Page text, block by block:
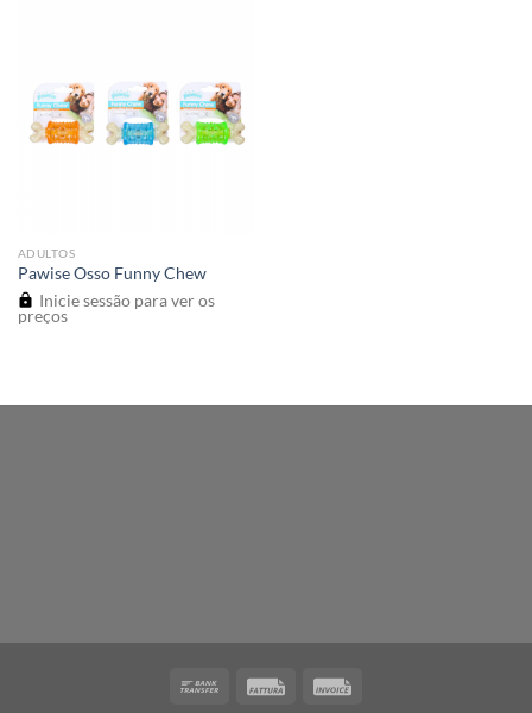
ADULTOS
Pawise Osso Funny Chew
Inicie sessão para ver os
preços